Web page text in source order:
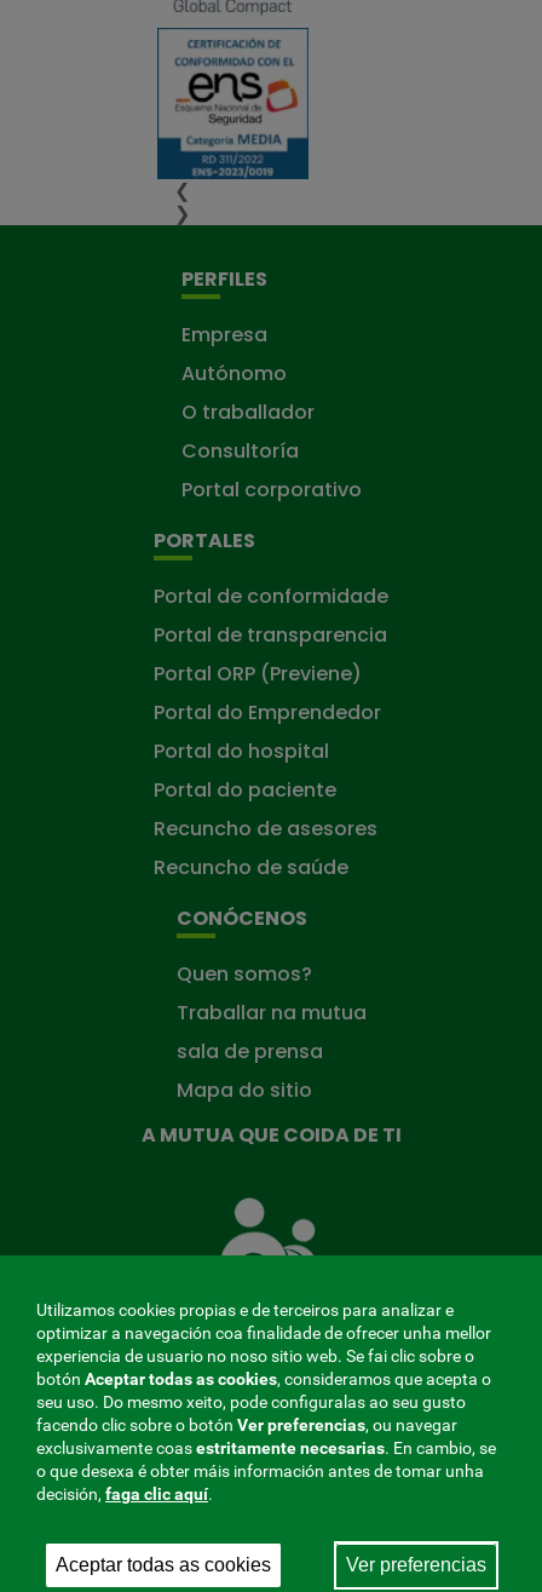
❮
❯
PERFILES
Empresa
Autónomo
O traballador
Consultoría
Portal corporativo
PORTALES
Portal de conformidade
Portal de transparencia
Portal ORP (Previene)
Portal do Emprendedor
Portal do hospital
Portal do paciente
Recuncho de asesores
Recuncho de saúde
CONÓCENOS
Quen somos?
Traballar na mutua
sala de prensa
Mapa do sitio
A MUTUA QUE COIDA DE TI
Mutua
que
MENÚ
REDES
SOCIALES
V20
Aviso legal|Privacidade
Mutua Colaboradora coa Seguridade Social, 275.
Utilizamos cookies propias e de terceiros para analizar e
optimizar a navegación coa finalidade de ofrecer unha mellor
experiencia de usuario no noso sitio web. Se fai clic sobre o
botón Aceptar todas as cookies, consideramos que acepta o
seu uso. Do mesmo xeito, pode configuralas ao seu gusto
facendo clic sobre o botón Ver preferencias, ou navegar
exclusivamente coasestritamentenecesarias. En cambio, se
o que desexa é obter máis información antes de tomar unha
decisión, faga clic aquí.
Aceptar todas as cookies Ver preferencias